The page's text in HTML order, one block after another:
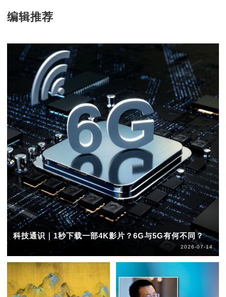
编辑推荐
科技通识｜1秒下载一部4K影片？6G与5G有何不同？
2026-07-14